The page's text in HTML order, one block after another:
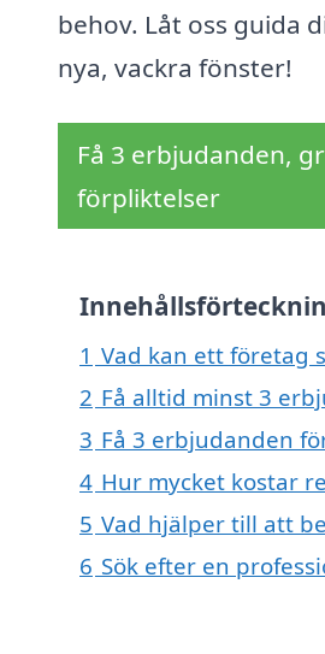
behov. Låt oss guida
nya, vackra fönster!
Få 3 erbjudanden,
förpliktelser
1 Vad kan ett företag
2 Få alltid minst 3
3 Få 3 erbjudanden
4 Hur mycket kostar
5 Vad hjälper till att
6 Sök efter en